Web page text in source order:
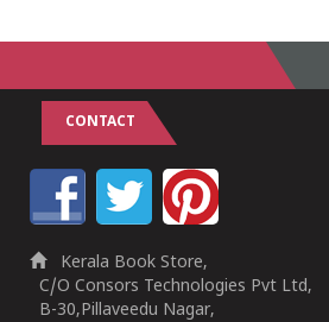
CONTACT
Kerala Book Store,
C/O Consors Technologies Pvt Ltd,
B-30,Pillaveedu Nagar,